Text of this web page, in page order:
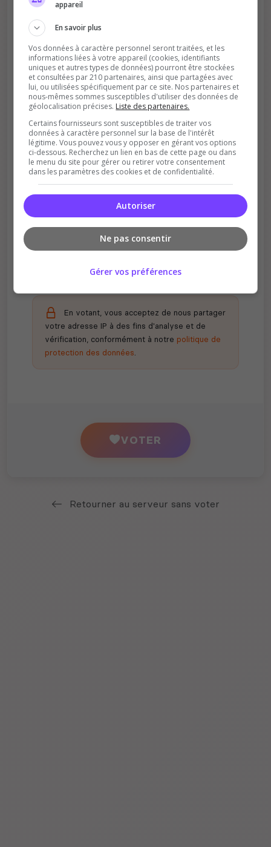
Soutient la communauté
Plus de visibilité = plus de joueurs
Récompenses possibles
Certains serveurs offrent des bonus aux
votants
En votant, vous acceptez de nous partager
votre adresse IP à des fins d'analyse et de
vérification, conformément à notre politique de
protection des données.
VOTER
Retourner au serveur sans voter
appareil
En savoir plus
Vos données à caractère personnel seront traitées, et les
informations liées à votre appareil (cookies, identifiants
uniques et autres types de données) pourront être stockées
et consultées par 210 partenaires, ainsi que partagées avec
lui, ou utilisées spécifiquement par ce site. Nos partenaires et
nous-mêmes sommes susceptibles d'utiliser des données de
géolocalisation précises. Liste des partenaires.
Certains fournisseurs sont susceptibles de traiter vos
données à caractère personnel sur la base de l'intérêt
légitime. Vous pouvez vous y opposer en gérant vos options
ci-dessous. Recherchez un lien en bas de cette page ou dans
le menu du site pour gérer ou retirer votre consentement
dans les paramètres des cookies et de confidentialité.
Autoriser
Ne pas consentir
Gérer vos préférences